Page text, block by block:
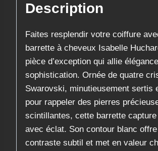
Description
Faites resplendir votre coiffure
barrette à cheveux Isabelle
pièce d’exception qui allie
sophistication. Ornée de quatre
Swarovski, minutieusement sertis
pour rappeler des pierres
scintillantes, cette barrette
avec éclat. Son contour blanc
contraste subtil et met en valeur